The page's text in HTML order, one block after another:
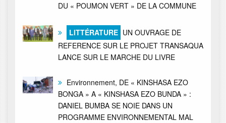
DU « POUMON VERT » DE LA COMMUNE
LITTÉRATURE UN OUVRAGE DE
REFERENCE SUR LE PROJET TRANSAQUA
LANCE SUR LE MARCHE DU LIVRE
Environnement, DE « KINSHASA EZO
BONGA » A « KINSHASA EZO BUNDA » :
DANIEL BUMBA SE NOIE DANS UN
PROGRAMME ENVIRONNEMENTAL MAL